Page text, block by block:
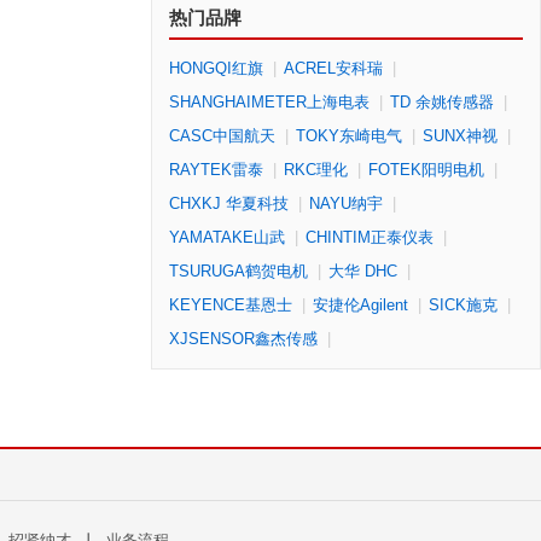
热门品牌
HONGQI红旗 ACREL安科瑞
SHANGHAIMETER上海电表
TD 余姚传感器
CASC中国航天
TOKY东崎电气 SUNX神视
RAYTEK雷泰
RKC理化 FOTEK阳明电机
CHXKJ 华夏科技
NAYU纳宇
YAMATAKE山武
CHINTIM正泰仪表
TSURUGA鹤贺电机
大华 DHC
KEYENCE基恩士
安捷伦Agilent SICK施克
XJSENSOR鑫杰传感